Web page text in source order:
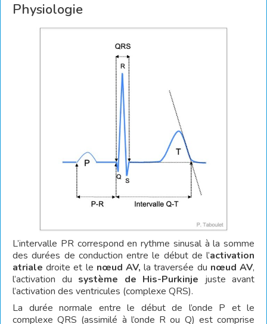
Physiologie
L’intervalle PR correspond en rythme sinusal à la somme
des durées de conduction entre le début de l’activation
atriale droite et le nœud AV,la traversée du nœud AV,
l’activation du système de His-Purkinje juste avant
l’activation des ventricules (complexe QRS).
La durée normale entre le début de l’onde P et le
complexe QRS (assimilé à l’onde R ou Q) est comprise